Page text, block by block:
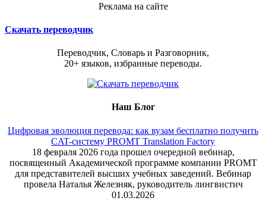
Реклама на сайте
Скачать переводчик
Переводчик, Словарь и Разговорник,
20+ языков, избранные переводы.
Наш Блог
Цифровая эволюция перевода: как вузам бесплатно получить
CAT-систему PROMT Translation Factory
18 февраля 2026 года прошел очередной вебинар,
посвященный Академической программе компании PROMT
для представителей высших учебных заведений. Вебинар
провела Наталья Железняк, руководитель лингвистич
01.03.2026